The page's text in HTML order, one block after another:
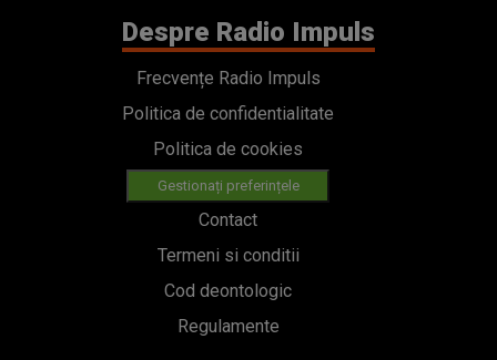
Despre Radio Impuls
Frecvențe Radio Impuls
Politica de confidentialitate
Politica de cookies
Gestionați preferințele
Contact
Termeni si conditii
Cod deontologic
Regulamente